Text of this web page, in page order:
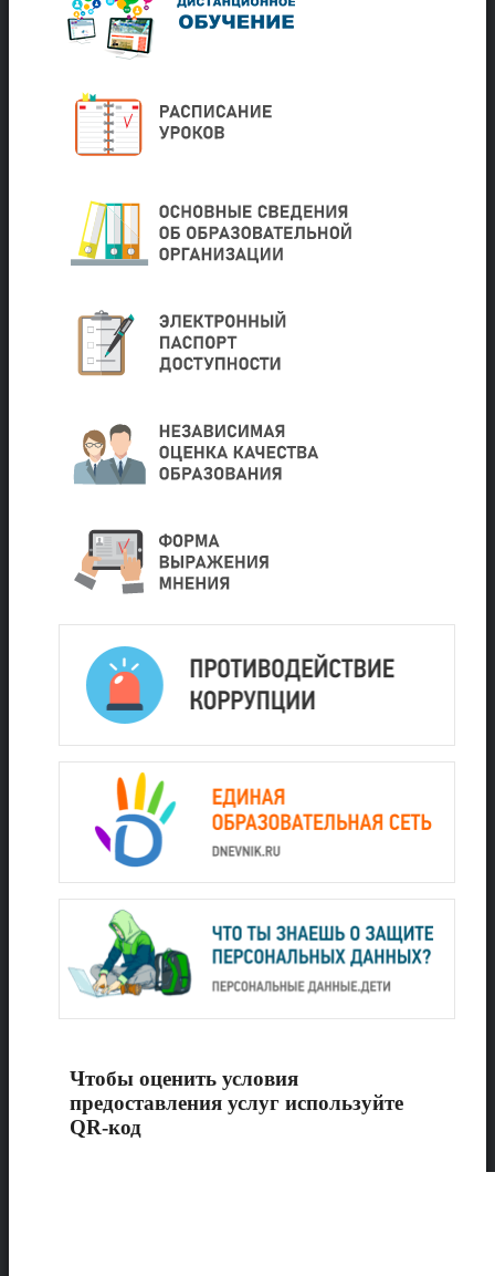
Чтобы оценить условия
предоставления услуг используйте
QR-код